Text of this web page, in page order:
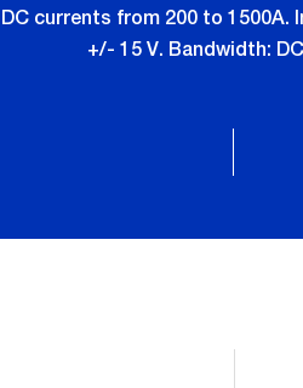
currents from 200 to
+/- 15 V. Bandwidth: